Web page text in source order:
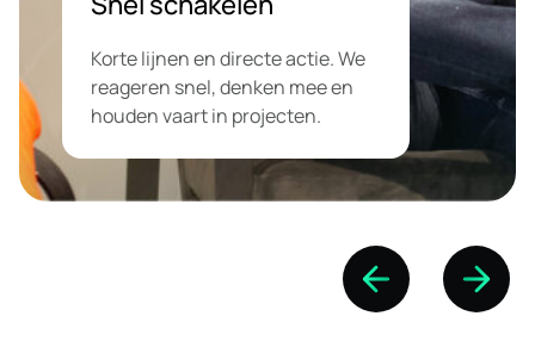
Korte lijnen en directe actie. We
reageren snel, denken mee en
houden vaart in projecten.